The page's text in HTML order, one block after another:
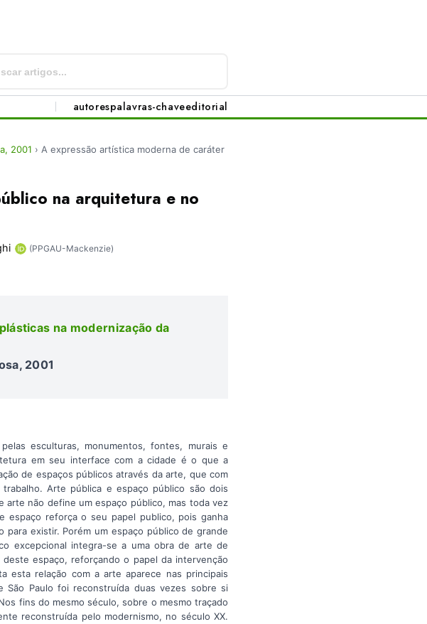
autorespalavras-chaveeditorial
2001 › A expressão artística moderna de caráter
na arquitetura e no
(PPGAU-Mackenzie)
na modernização da
2001
esculturas, monumentos, fontes, murais e
em seu interface com a cidade é o que a
de espaços públicos através da arte, que com
Arte pública e espaço público são dois
arte não define um espaço público, mas toda vez
reforça o seu papel publico, pois ganha
existir. Porém um espaço público de grande
excepcional integra-se a uma obra de arte de
espaço, reforçando o papel da intervenção
esta relação com a arte aparece nas principais
Paulo foi reconstruída duas vezes sobre si
fins do mesmo século, sobre o mesmo traçado
reconstruída pelo modernismo, no século XX.